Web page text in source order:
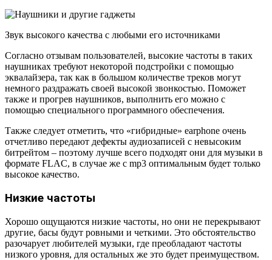
Звук высокого качества с любыми его источниками
Согласно отзывам пользователей, высокие частоты в таких
наушниках требуют некоторой подстройки с помощью
эквалайзера, так как в большом количестве треков могут
немного раздражать своей высокой звонкостью. Поможет
также и прогрев наушников, выполнить его можно с
помощью специального программного обеспечения.
Также следует отметить, что «гибридные» earphone очень
отчетливо передают дефекты аудиозаписей с невысоким
битрейтом – поэтому лучше всего подходят они для музыки в
формате FLAC, в случае же с mp3 оптимальным будет только
высокое качество.
Низкие частоты
Хорошо ощущаются низкие частоты, но они не перекрывают
другие, басы будут ровными и четкими. Это обстоятельство
разочарует любителей музыки, где преобладают частоты
низкого уровня, для остальных же это будет преимуществом.